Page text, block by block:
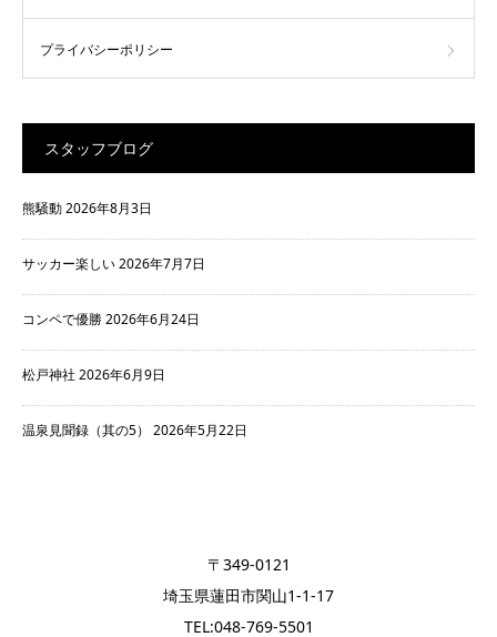
プライバシーポリシー
スタッフブログ
熊騒動2026年8月3日
サッカー楽しい2026年7月7日
コンペで優勝2026年6月24日
松戸神社 2026年6月9日
温泉見聞録（其の5） 2026年5月22日
〒349-0121
埼玉県蓮田市関山1-1-17
TEL:048-769-5501